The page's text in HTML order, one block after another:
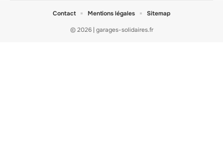
© 2026 | garages-solidaires.fr
Contact Mentions légales Sitemap